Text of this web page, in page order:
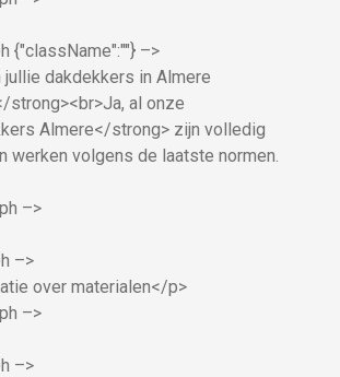
{"className":""} –>
jullie dakdekkers in Almere
al onze
Almere</strong> zijn volledig
werken volgens de laatste normen.
–>
–>
over materialen</p>
–>
–>